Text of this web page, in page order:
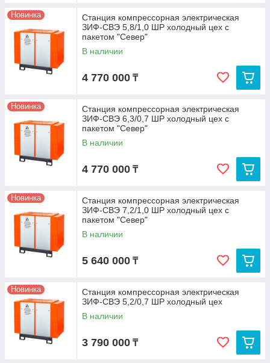
Новинка
Станция компрессорная электрическая
ЗИФ-СВЭ 5,8/1,0 ШР холодный цех с
пакетом "Север"
В наличии
4 770 000 ₸
Новинка
Станция компрессорная электрическая
ЗИФ-СВЭ 6,3/0,7 ШР холодный цех с
пакетом "Север"
В наличии
4 770 000 ₸
Новинка
Станция компрессорная электрическая
ЗИФ-СВЭ 7,2/1,0 ШР холодный цех с
пакетом "Север"
В наличии
5 640 000 ₸
Новинка
Станция компрессорная электрическая
ЗИФ-СВЭ 5,2/0,7 ШР холодный цех
В наличии
3 790 000 ₸